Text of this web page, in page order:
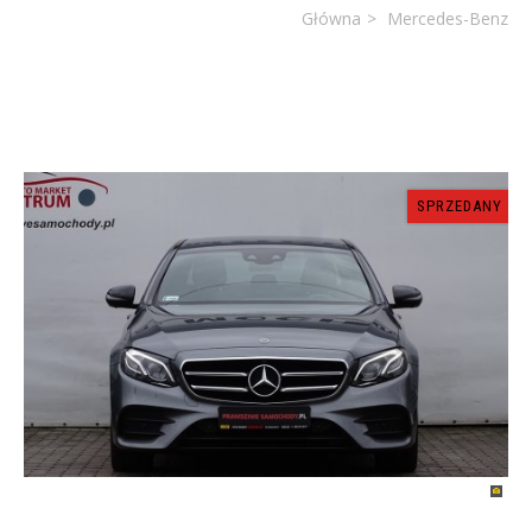
Główna Mercedes-Benz
SPRZEDANY